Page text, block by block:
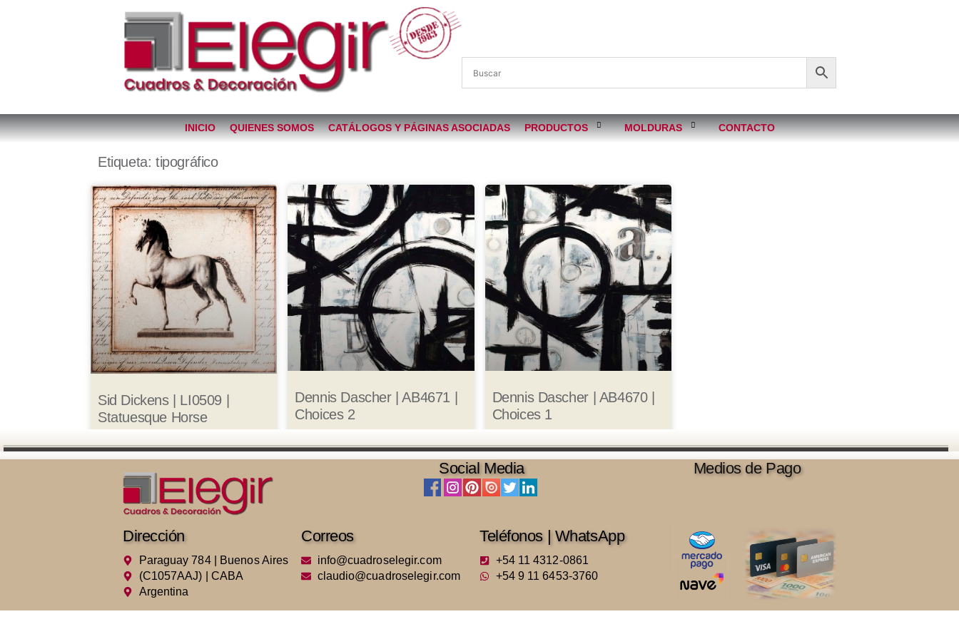
INICIO QUIENES SOMOS CATÁLOGOS Y PÁGINAS ASOCIADAS PRODUCTOS MOLDURAS CONTACTO
Etiqueta: tipográfico
Sid Dickens | LI0509 |
Statuesque Horse
Dennis Dascher | AB4671 |
Choices 2
Dennis Dascher | AB4670 |
Choices 1
Social Media Medios de Pago
Dirección
Paraguay 784 | Buenos Aires
(C1057AAJ) | CABA
Argentina
Correos
info@cuadroselegir.com
claudio@cuadroselegir.com
Teléfonos | WhatsApp
+54 11 4312-0861
+54 9 11 6453-3760